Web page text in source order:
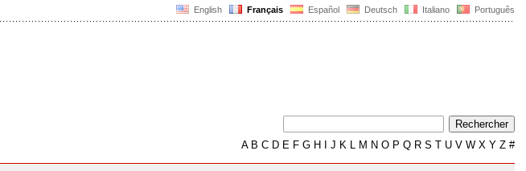
English Français Español Deutsch Italiano Português
AB C D E F G H J K L M N O P Q R S T U V W X Y Z #